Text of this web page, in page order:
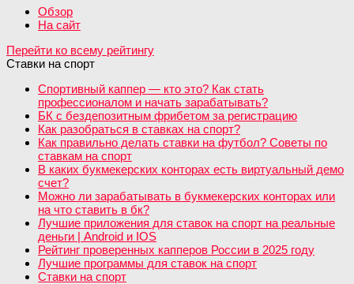
Обзор
На сайт
Перейти ко всему рейтингу
Ставки на спорт
Спортивный каппер — кто это? Как стать
профессионалом и начать зарабатывать?
БК с бездепозитным фрибетом за регистрацию
Как разобраться в ставках на спорт?
Как правильно делать ставки на футбол? Советы по
ставкам на спорт
В каких букмекерских конторах есть виртуальный демо
счет?
Можно ли зарабатывать в букмекерских конторах или
на что ставить в бк?
Лучшие приложения для ставок на спорт на реальные
деньги | Android и IOS
Рейтинг проверенных капперов России в 2025 году
Лучшие программы для ставок на спорт
Ставки на спорт